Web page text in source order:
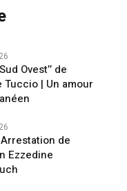
Ovest’’ de
Tuccio | Un amour
de
Ezzedine